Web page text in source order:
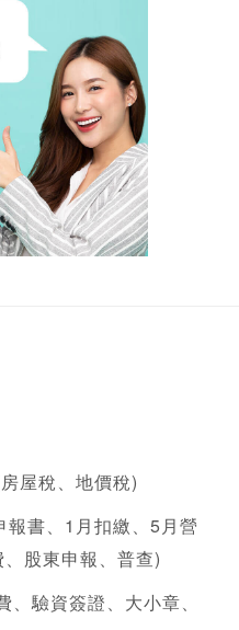
屋稅、地價稅)
書、1月扣繳、5月營
股東申報、普查)
驗資簽證、大小章、